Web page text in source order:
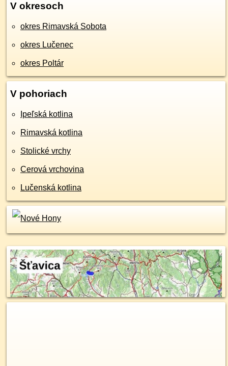
V okresoch
okres Rimavská Sobota
okres Lučenec
okres Poltár
V pohoriach
Ipeľská kotlina
Rimavská kotlina
Stolické vrchy
Cerová vrchovina
Lučenská kotlina